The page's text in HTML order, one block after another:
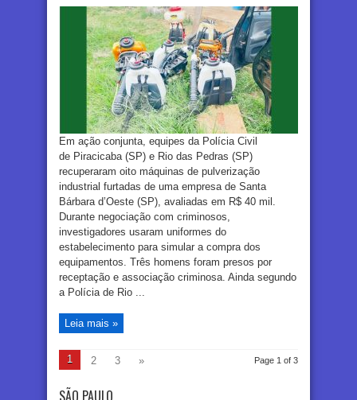
Em ação conjunta, equipes da Polícia Civil
de Piracicaba (SP) e Rio das Pedras (SP)
recuperaram oito máquinas de pulverização
industrial furtadas de uma empresa de Santa
Bárbara d’Oeste (SP), avaliadas em R$ 40 mil.
Durante negociação com criminosos,
investigadores usaram uniformes do
estabelecimento para simular a compra dos
equipamentos. Três homens foram presos por
receptação e associação criminosa. Ainda segundo
a Polícia de Rio ...
Leia mais »
Page 1 of 3
1 2 3 »
SÃO PAULO